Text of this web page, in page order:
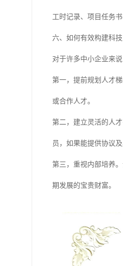
工时记录、项目任务
六、如何有效构建科
对于许多中小企业来
第一，提前规划人才
或合作人才。
第二，建立灵活的人
员，如果能提供协议
第三，重视内部培养
期发展的宝贵财富。